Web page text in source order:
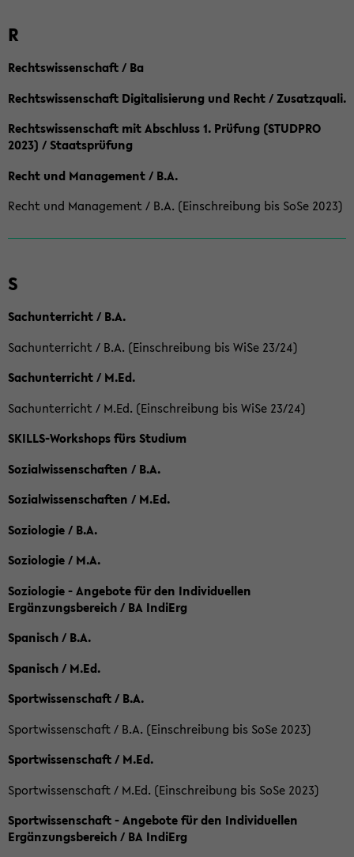
R
Rechtswissenschaft / Ba
Rechtswissenschaft Digitalisierung und Recht / Zusatzquali.
Rechtswissenschaft mit Abschluss 1. Prüfung (STUDPRO
2023) / Staatsprüfung
Recht und Management / B.A.
Recht und Management / B.A. (Einschreibung bis SoSe 2023)
S
Sachunterricht / B.A.
Sachunterricht / B.A. (Einschreibung bis WiSe 23/24)
Sachunterricht / M.Ed.
Sachunterricht / M.Ed. (Einschreibung bis WiSe 23/24)
SKILLS-Workshops fürs Studium
Sozialwissenschaften / B.A.
Sozialwissenschaften / M.Ed.
Soziologie / B.A.
Soziologie / M.A.
Soziologie - Angebote für den Individuellen
Ergänzungsbereich / BA IndiErg
Spanisch / B.A.
Spanisch / M.Ed.
Sportwissenschaft / B.A.
Sportwissenschaft / B.A. (Einschreibung bis SoSe 2023)
Sportwissenschaft / M.Ed.
Sportwissenschaft / M.Ed. (Einschreibung bis SoSe 2023)
Sportwissenschaft - Angebote für den Individuellen
Ergänzungsbereich / BA IndiErg